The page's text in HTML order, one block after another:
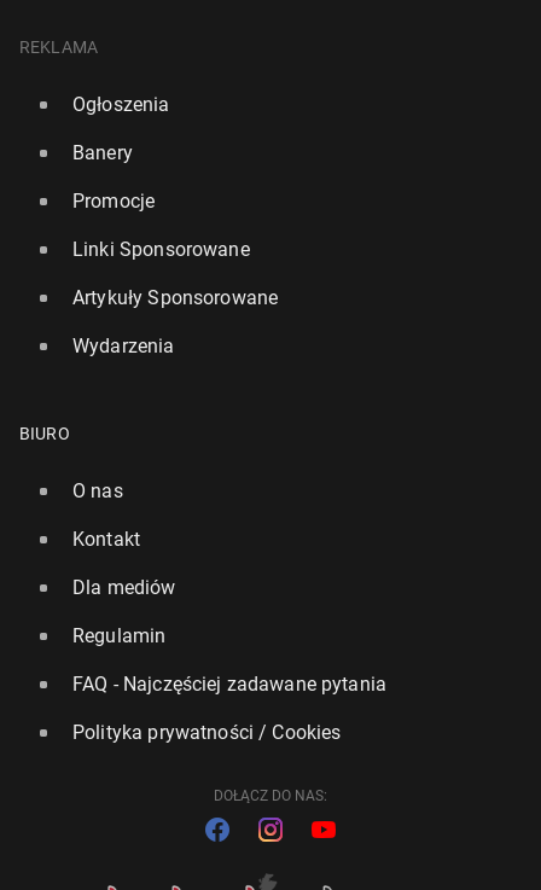
REKLAMA
Ogłoszenia
Banery
Promocje
Linki Sponsorowane
Artykuły Sponsorowane
Wydarzenia
BIURO
O nas
Kontakt
Dla mediów
Regulamin
FAQ - Najczęściej zadawane pytania
Polityka prywatności / Cookies
DOŁĄCZ DO NAS: